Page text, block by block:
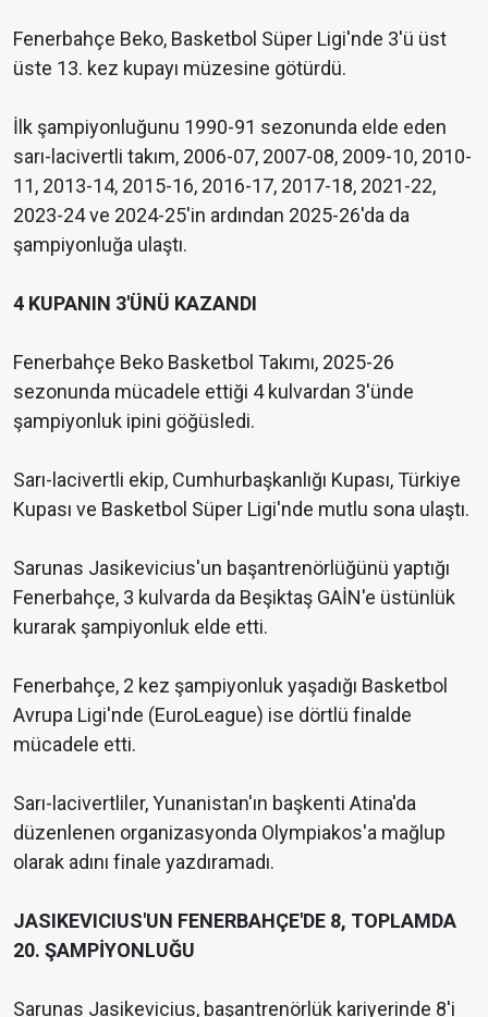
Fenerbahçe Beko, Basketbol Süper Ligi'nde 3'ü üst
üste 13. kez kupayı müzesine götürdü.
İlk şampiyonluğunu 1990-91 sezonunda elde eden
sarı-lacivertli takım, 2006-07, 2007-08, 2009-10, 2010-
11, 2013-14, 2015-16, 2016-17, 2017-18, 2021-22,
2023-24 ve 2024-25'in ardından 2025-26'da da
şampiyonluğa ulaştı.
4 KUPANIN 3'ÜNÜ KAZANDI
Fenerbahçe Beko Basketbol Takımı, 2025-26
sezonunda mücadele ettiği 4 kulvardan 3'ünde
şampiyonluk ipini göğüsledi.
Sarı-lacivertli ekip, Cumhurbaşkanlığı Kupası, Türkiye
Kupası ve Basketbol Süper Ligi'nde mutlu sona ulaştı.
Sarunas Jasikevicius'un başantrenörlüğünü yaptığı
Fenerbahçe, 3 kulvarda da Beşiktaş GAİN'e üstünlük
kurarak şampiyonluk elde etti.
Fenerbahçe, 2 kez şampiyonluk yaşadığı Basketbol
Avrupa Ligi'nde (EuroLeague) ise dörtlü finalde
mücadele etti.
Sarı-lacivertliler, Yunanistan'ın başkenti Atina'da
düzenlenen organizasyonda Olympiakos'a mağlup
olarak adını finale yazdıramadı.
JASIKEVICIUS'UN FENERBAHÇE'DE 8, TOPLAMDA
20. ŞAMPİYONLUĞU
Sarunas Jasikevicius, başantrenörlük kariyerinde 8'i